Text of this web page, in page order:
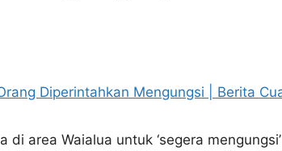
area Waialua untuk ‘segera mengungsi’